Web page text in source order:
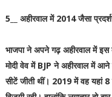
5__ अहीरवाल में 2014 जैसा
भाजपा ने अपने गढ़ अहीरवाल में इस
मोदी वेव में BJP ने अहीरवाल में
सीटें जीती थीं। 2019 में वह यहां 8